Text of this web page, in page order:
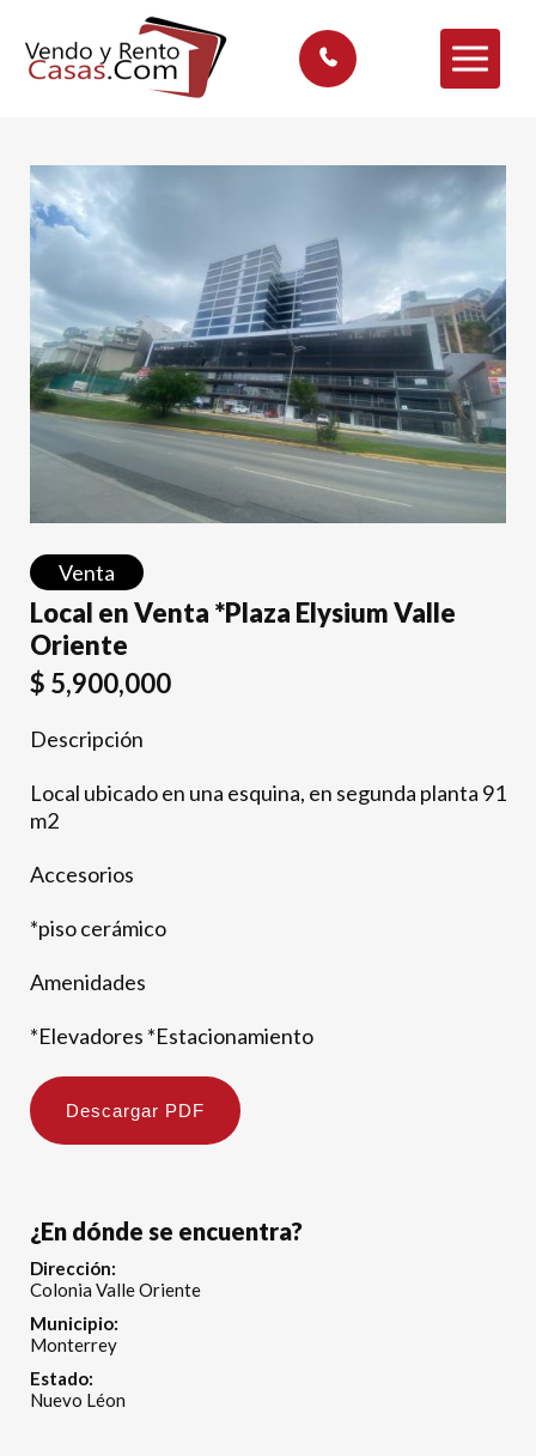
Venta
Local en Venta *Plaza Elysium Valle
Oriente
$ 5,900,000
Descripción
Local ubicado en una esquina, en segunda planta 91
m2
Accesorios
*piso cerámico
Amenidades
*Elevadores *Estacionamiento
Descargar PDF
¿En dónde se encuentra?
Dirección:
Colonia Valle Oriente
Municipio:
Monterrey
Estado:
Nuevo Léon